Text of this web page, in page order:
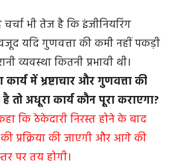
भी तेज है कि इंजीनियरिंग
यदि गुणवत्ता की कमी नहीं पकड़ी
व्यवस्था कितनी प्रभावी थी।
में भ्रष्टाचार और गुणवत्ता की
तो अधूरा कार्य कौन पूरा कराएगा?
कि ठेकेदारी निरस्त होने के बाद
प्रक्रिया की जाएगी और आगे की
पर तय होगी।